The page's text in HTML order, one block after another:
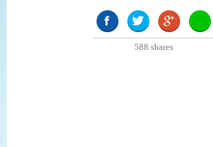
588 shares